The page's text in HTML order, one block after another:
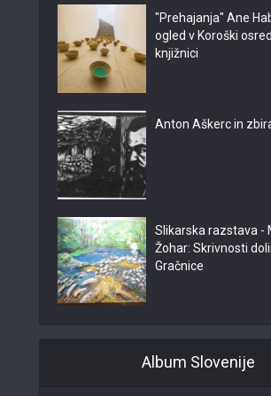
"Prehajanja" Ane
ogled v Koroški
knjižnici
Anton Aškerc in
Slikarska razstava -
Žohar: Skrivnosti
Gračnice
Album Slovenije